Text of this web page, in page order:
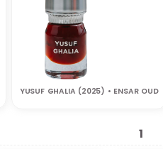
YUSUF GHALIA (2025) • ENSAR OUD
1